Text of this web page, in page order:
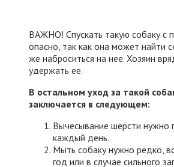
ВАЖНО! Спускать такую собаку с
опасно, так как она может найти
же наброситься на нее. Хозяин
удержать ее.
В остальном уход за такой
заключается в следующем:
Вычесывание шерсти нужно
каждый день.
Мыть собаку нужно редко,
год или в случае сильного